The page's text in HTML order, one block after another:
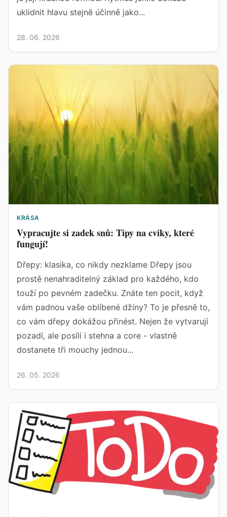
uklidnit hlavu stejně účinně jako...
28. 06. 2026
KRÁSA
Vypracujte si zadek snů: Tipy na cviky, které
fungují!
Dřepy: klasika, co nikdy nezklame Dřepy jsou
prostě nenahraditelný základ pro každého, kdo
touží po pevném zadečku. Znáte ten pocit, když
vám padnou vaše oblíbené džíny? To je přesně to,
co vám dřepy dokážou přinést. Nejen že vytvarují
pozadí, ale posílí i stehna a core - vlastně
dostanete tři mouchy jednou...
26. 05. 2026